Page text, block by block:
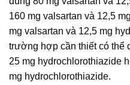
160 mg valsartan và 12,5
mg valsartan và 12,5 mg
trường hợp cần thiết có thể
25 mg hydrochlorothiazide
mg hydrochlorothiazide.